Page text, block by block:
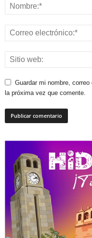
Guardar mi nombre,
la próxima vez que comente.